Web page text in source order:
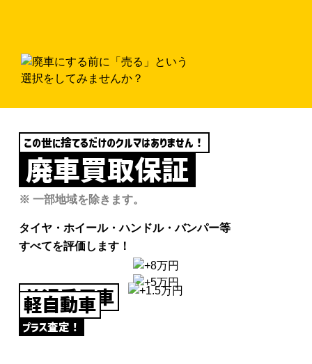
この世に捨てるだけのクルマはありません！
廃車買取保証
※ 一部地域を除きます。
タイヤ・ホイール・ハンドル・バンパー等
すべてを評価します！
普通乗用車
プラス査定！
大型車
プラス査定！
軽自動車
プラス査定！